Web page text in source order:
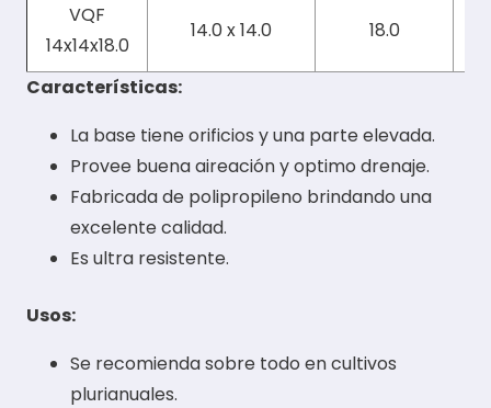
VQF
14x14x18.0
14.0 x 14.0 18.0
Características:
La base tiene orificios y una parte elevada.
Provee buena aireación y optimo drenaje.
Fabricada de polipropileno brindando una
excelente calidad.
Es ultra resistente.
Usos:
Se recomienda sobre todo en cultivos
plurianuales.